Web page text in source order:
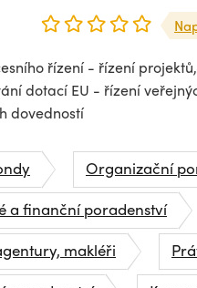
řízení - řízení
dotací EU - řízení
dovedností
Organizační
a finanční poradenství
makléři